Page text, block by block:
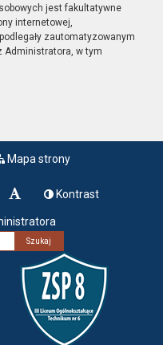
jest fakultatywne
internetowej,
zautomatyzowanym
Administratora, w tym
Mapa strony
Kontrast